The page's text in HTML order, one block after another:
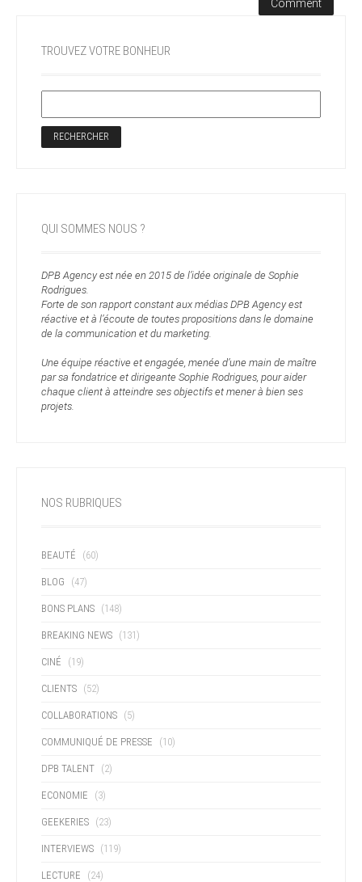
TROUVEZ VOTRE BONHEUR
QUI SOMMES NOUS ?
DPB Agency est née en 2015 de l’idée originale de Sophie
Rodrigues.
Forte de son rapport constant aux médias DPB Agency est
réactive et à l’écoute de toutes propositions dans le domaine
de la communication et du marketing.
Une équipe réactive et engagée, menée d’une main de maître
par sa fondatrice et dirigeante Sophie Rodrigues, pour aider
chaque client à atteindre ses objectifs et mener à bien ses
projets.
NOS RUBRIQUES
BEAUTÉ (60)
BLOG (47)
BONS PLANS (148)
BREAKING NEWS (131)
CINÉ (19)
CLIENTS (52)
COLLABORATIONS (5)
COMMUNIQUÉ DE PRESSE (10)
DPB TALENT (2)
ECONOMIE (3)
GEEKERIES (23)
INTERVIEWS (119)
LECTURE (24)